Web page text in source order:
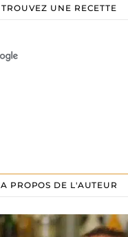
TROUVEZ UNE RECETTE
A PROPOS DE L'AUTEUR